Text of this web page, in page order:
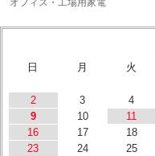
オフィス・工場用家電
日
月 火
2
3 4
9
10 11
16
17 18
23
24 25